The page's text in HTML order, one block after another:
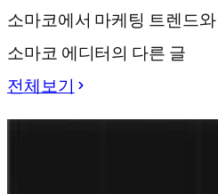
소마코에서 마케팅 트렌드
소마코 에디터의 다른 글
전체보기